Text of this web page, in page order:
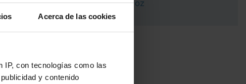
Acerca de las cookies
IP, con tecnologías como las
y contenido
Torrejón de Ardoz